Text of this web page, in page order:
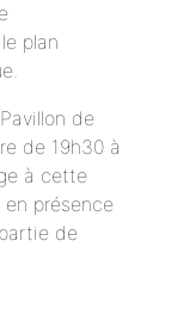
plan
de
de 19h30 à
à cette
en présence
de